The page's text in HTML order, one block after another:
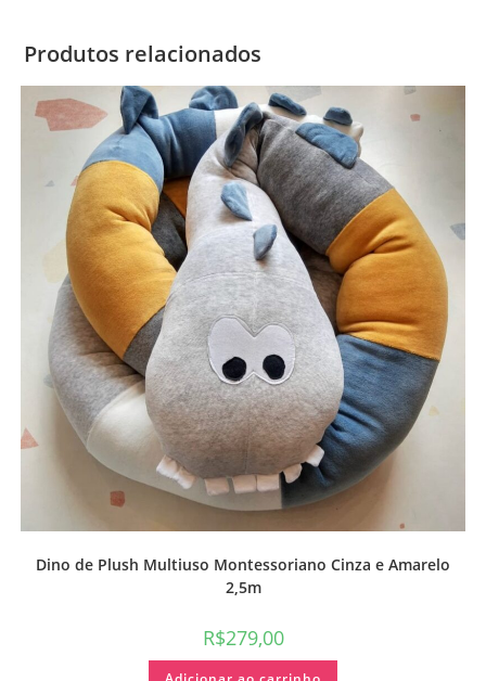
Produtos relacionados
Dino de Plush Multiuso Montessoriano Cinza e Amarelo
2,5m
R$279,00